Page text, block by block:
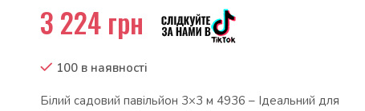
3 224грн
100 в наявності
Білий садовий павільйон 3×3 м 4936 – Ідеальний для